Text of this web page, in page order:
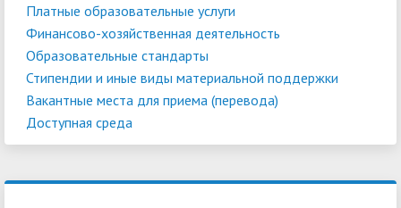
Платные образовательные услуги
Финансово-хозяйственная деятельность
Образовательные стандарты
Стипендии и иные виды материальной поддержки
Вакантные места для приема (перевода)
Доступная среда